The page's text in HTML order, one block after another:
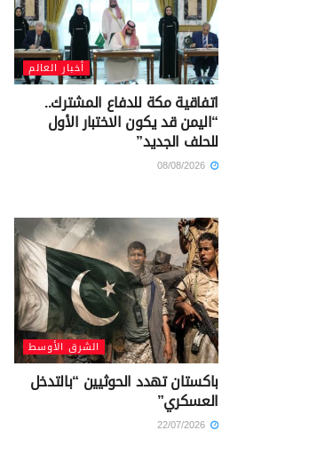
أخبار العالم
اتفاقية مكة للدفاع المشترك..
“اليمن قد يكون الاختبار الأول
للحلف الجديد”
الشرق الأوسط
باكستان تهدد الحوثيين “بالتدخل
العسكري”